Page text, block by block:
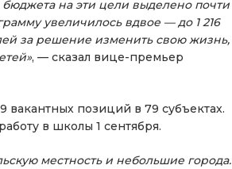
на эти цели выделено почти
увеличилось вдвое — до 1 216
за решение изменить свою жизнь,
, — сказал вице-премьер
вакантных позиций в 79 субъектах.
в школы 1 сентября.
местность и небольшие города.